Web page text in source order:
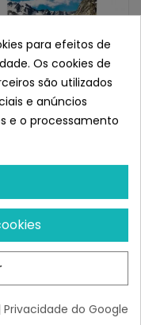
Snack Para
Chips De Salmón
4,19 €
para efeitos de
Os cookies de
são utilizados
e anúncios
e o processamento
Privacidade do Google